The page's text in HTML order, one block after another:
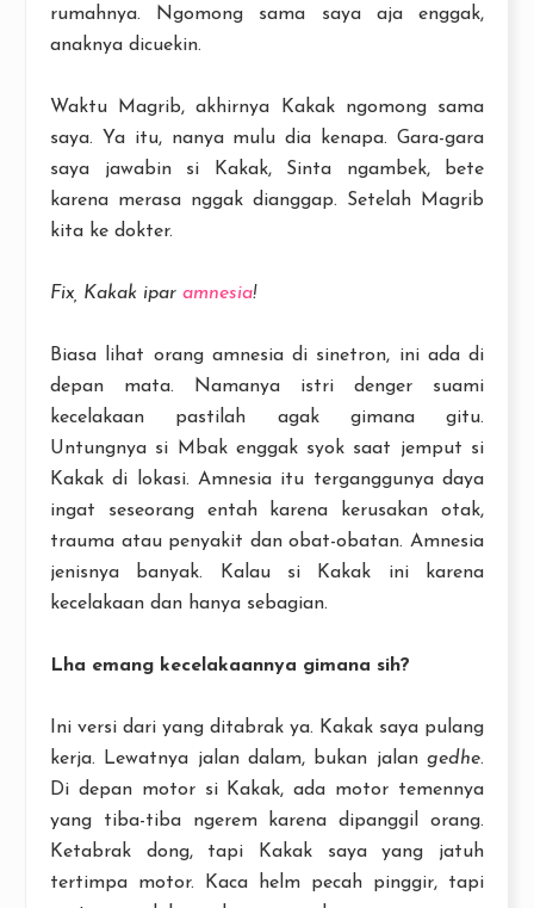
rumahnya. Ngomong sama saya aja enggak,
anaknya dicuekin.
Waktu Magrib, akhirnya Kakak ngomong sama
saya. Ya itu, nanya mulu dia kenapa. Gara-gara
saya jawabin si Kakak, Sinta ngambek, bete
karena merasa nggak dianggap. Setelah Magrib
kita ke dokter.
Fix, Kakak ipar amnesia!
Biasa lihat orang amnesia di sinetron, ini ada di
depan mata. Namanya istri denger suami
kecelakaan pastilah agak gimana gitu.
Untungnya si Mbak enggak syok saat jemput si
Kakak di lokasi. Amnesia itu terganggunya daya
ingat seseorang entah karena kerusakan otak,
trauma atau penyakit dan obat-obatan. Amnesia
jenisnya banyak. Kalau si Kakak ini karena
kecelakaan dan hanya sebagian.
Lha emang kecelakaannya gimana sih?
Ini versi dari yang ditabrak ya. Kakak saya pulang
kerja. Lewatnya jalan dalam, bukan jalan gedhe.
Di depan motor si Kakak, ada motor temennya
yang tiba-tiba ngerem karena dipanggil orang.
Ketabrak dong, tapi Kakak saya yang jatuh
tertimpa motor. Kaca helm pecah pinggir, tapi